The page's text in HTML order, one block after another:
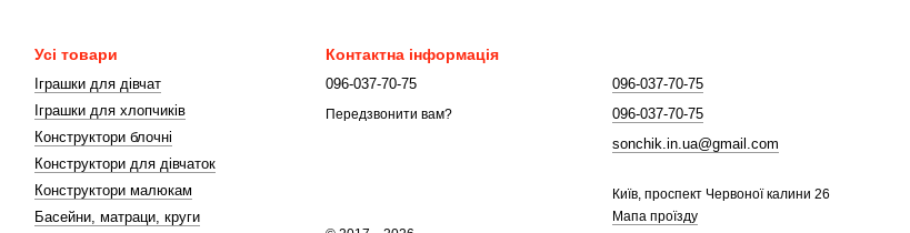
Усі товари
Іграшки для дівчат
Іграшки для хлопчиків
Конструктори блочні
Конструктори для дівчаток
Конструктори малюкам
Басейни, матраци, круги
Контактна інформація
096-037-70-75
Передзвонити вам?
096-037-70-75
096-037-70-75
sonchik.in.ua@gmail.com
Київ, проспект Червоної калини 26
Мапа проїзду